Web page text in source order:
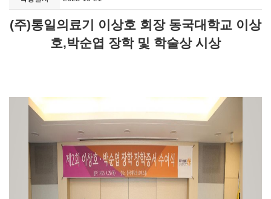
(주)통일의료기 이상호 회장 동국대학교 이상
호,박순엽 장학 및 학술상 시상